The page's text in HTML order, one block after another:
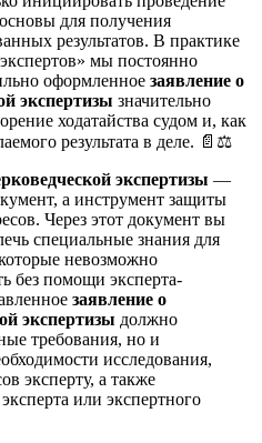
для получения
результатов. В практике
мы постоянно
оформленное заявление о
экспертизы значительно
ходатайства судом и, как
результата в деле. 📄⚖️
экспертизы —
а инструмент защиты
Через этот документ вы
специальные знания для
невозможно
без помощи эксперта-
заявление о
экспертизы должно
требования, но и
исследования,
эксперту, а также
или экспертного